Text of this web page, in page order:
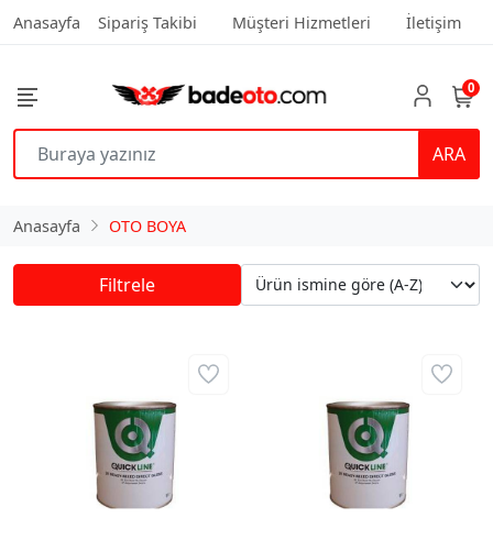
Anasayfa Sipariş Takibi Müşteri Hizmetleri İletişim
ARA
0
Anasayfa OTO BOYA
Filtrele